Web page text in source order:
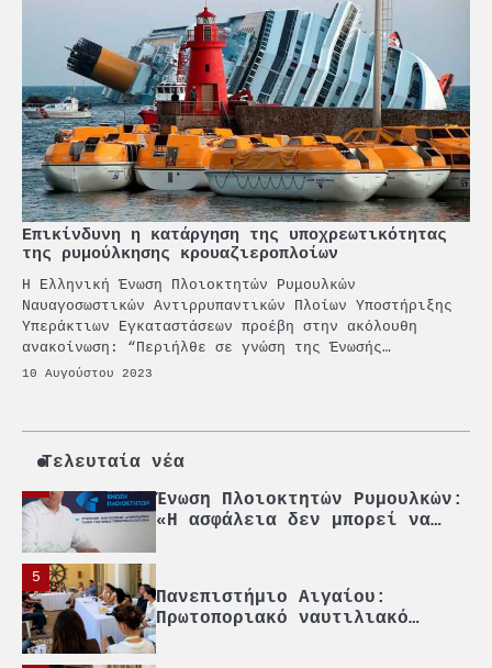
Επικίνδυνη η κατάργηση της υποχρεωτικότητας
της ρυμούλκησης κρουαζιεροπλοίων
Η Ελληνική Ένωση Πλοιοκτητών Ρυμουλκών
Ναυαγοσωστικών Αντιρρυπαντικών Πλοίων Υποστήριξης
Υπεράκτιων Εγκαταστάσεων προέβη στην ακόλουθη
ανακοίνωση: “Περιήλθε σε γνώση της Ένωσής…
10 Αυγούστου 2023
Τελευταία νέα
Ένωση Πλοιοκτητών Ρυμουλκών:
«Η ασφάλεια δεν μπορεί να
αποτελεί αντικείμενο
πολιτικών συμβιβασμών»
5
Πανεπιστήμιο Αιγαίου:
Πρωτοποριακό ναυτιλιακό
strategic debate
1
O Sir Στέλιου Χατζηιωάννου
επίτημος δημότης Σπετσών
PCT: Διπλή διάκριση για την
υπεύθυνη ανάπτυξη και τη
βιώσιμη επιχειρηματικότητα
στρατηγική αυτονομία περνά
μέσα από τη ναυτιλία
Ένωση Πλοιοκτητών Ρυμουλκών:
«Η ασφάλεια δεν μπορεί να
5
Πανεπιστήμιο Αιγαίου:
Πρωτοποριακό ναυτιλιακό